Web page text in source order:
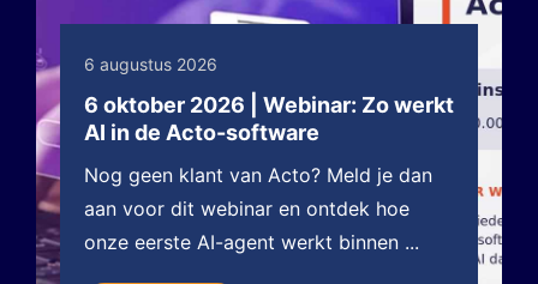
6 augustus 2026
6 oktober 2026 | Webinar: Zo werkt
AI in de Acto-software
Nog geen klant van Acto? Meld je dan
aan voor dit webinar en ontdek hoe
onze eerste AI-agent werkt binnen ...